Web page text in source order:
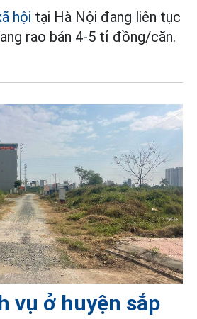
hội tại Hà Nội đang liên tục
rao bán 4-5 tỉ đồng/căn.
vụ ở huyện sắp